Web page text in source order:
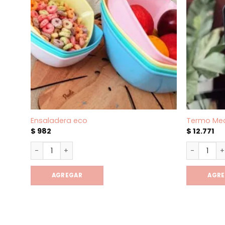
Ensaladera eco
$ 982
Ensaladera eco cantidad
AGREGAR
Termo
$ 12.771
Termo